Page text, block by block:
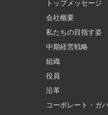
トップメッセージ
会社概要
私たちの目指す姿
中期経営戦略
組織
役員
沿革
コーポレート・ガ